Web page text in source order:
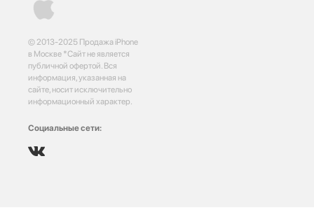
© 2013-2025 Продажа iPhone
в Москве *Сайт не является
публичной офертой. Вся
информация, указанная на
сайте, носит исключительно
информационный характер.
Социальные сети: